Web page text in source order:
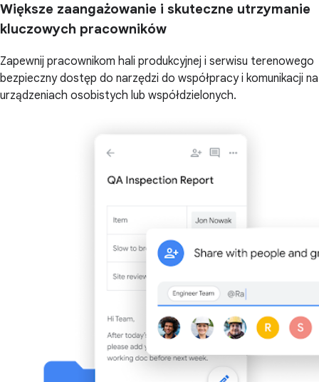
Większe zaangażowanie i skuteczne utrzymanie
kluczowych pracowników
Zapewnij pracownikom hali produkcyjnej i serwisu terenowego
bezpieczny dostęp do narzędzi do współpracy i komunikacji na
urządzeniach osobistych lub współdzielonych.